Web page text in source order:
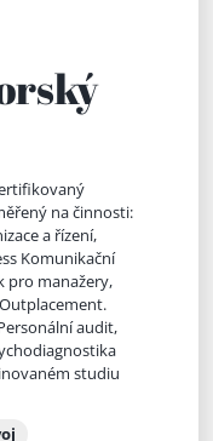
na činnosti:
a řízení,
Komunikační
pro manažery,
audit,
studiu